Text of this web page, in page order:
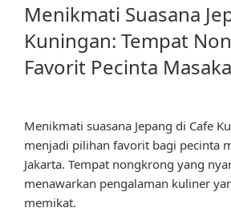
Menikmati Suasana
Kuningan: Tempat
Favorit Pecinta
Menikmati suasana Jepang di Cafe
menjadi pilihan favorit bagi pecinta
Jakarta. Tempat nongkrong yang
menawarkan pengalaman kuliner
memikat.